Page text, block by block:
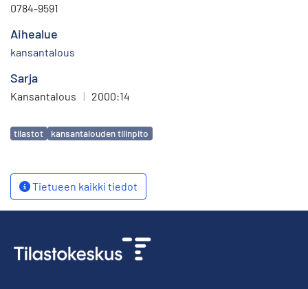
0784-9591
Aihealue
kansantalous
Sarja
Kansantalous | 2000:14
Avainsanat
tilastot kansantalouden tilinpito
Tietueen kaikki tiedot